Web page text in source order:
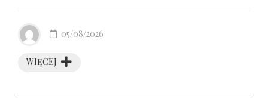
WIĘCEJ
05/08/2026